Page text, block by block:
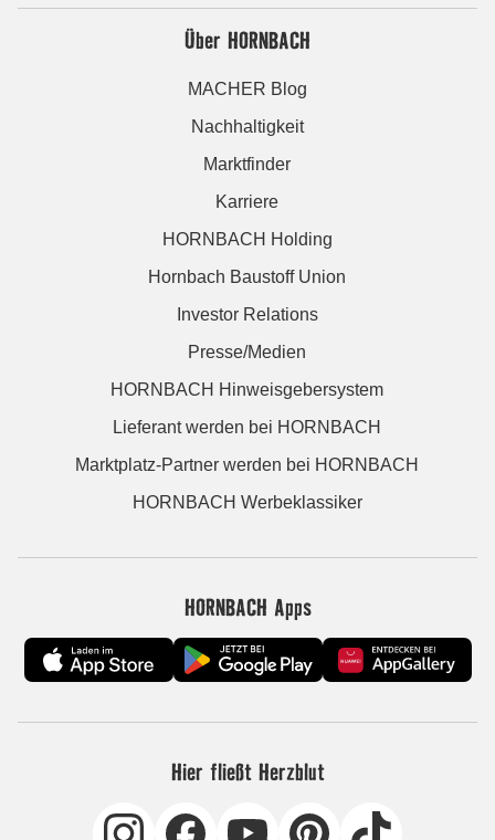
Über HORNBACH
MACHER Blog
Nachhaltigkeit
Marktfinder
Karriere
HORNBACH Holding
Hornbach Baustoff Union
Investor Relations
Presse/Medien
HORNBACH Hinweisgebersystem
Lieferant werden bei HORNBACH
Marktplatz-Partner werden bei HORNBACH
HORNBACH Werbeklassiker
HORNBACH Apps
Hier fließt Herzblut